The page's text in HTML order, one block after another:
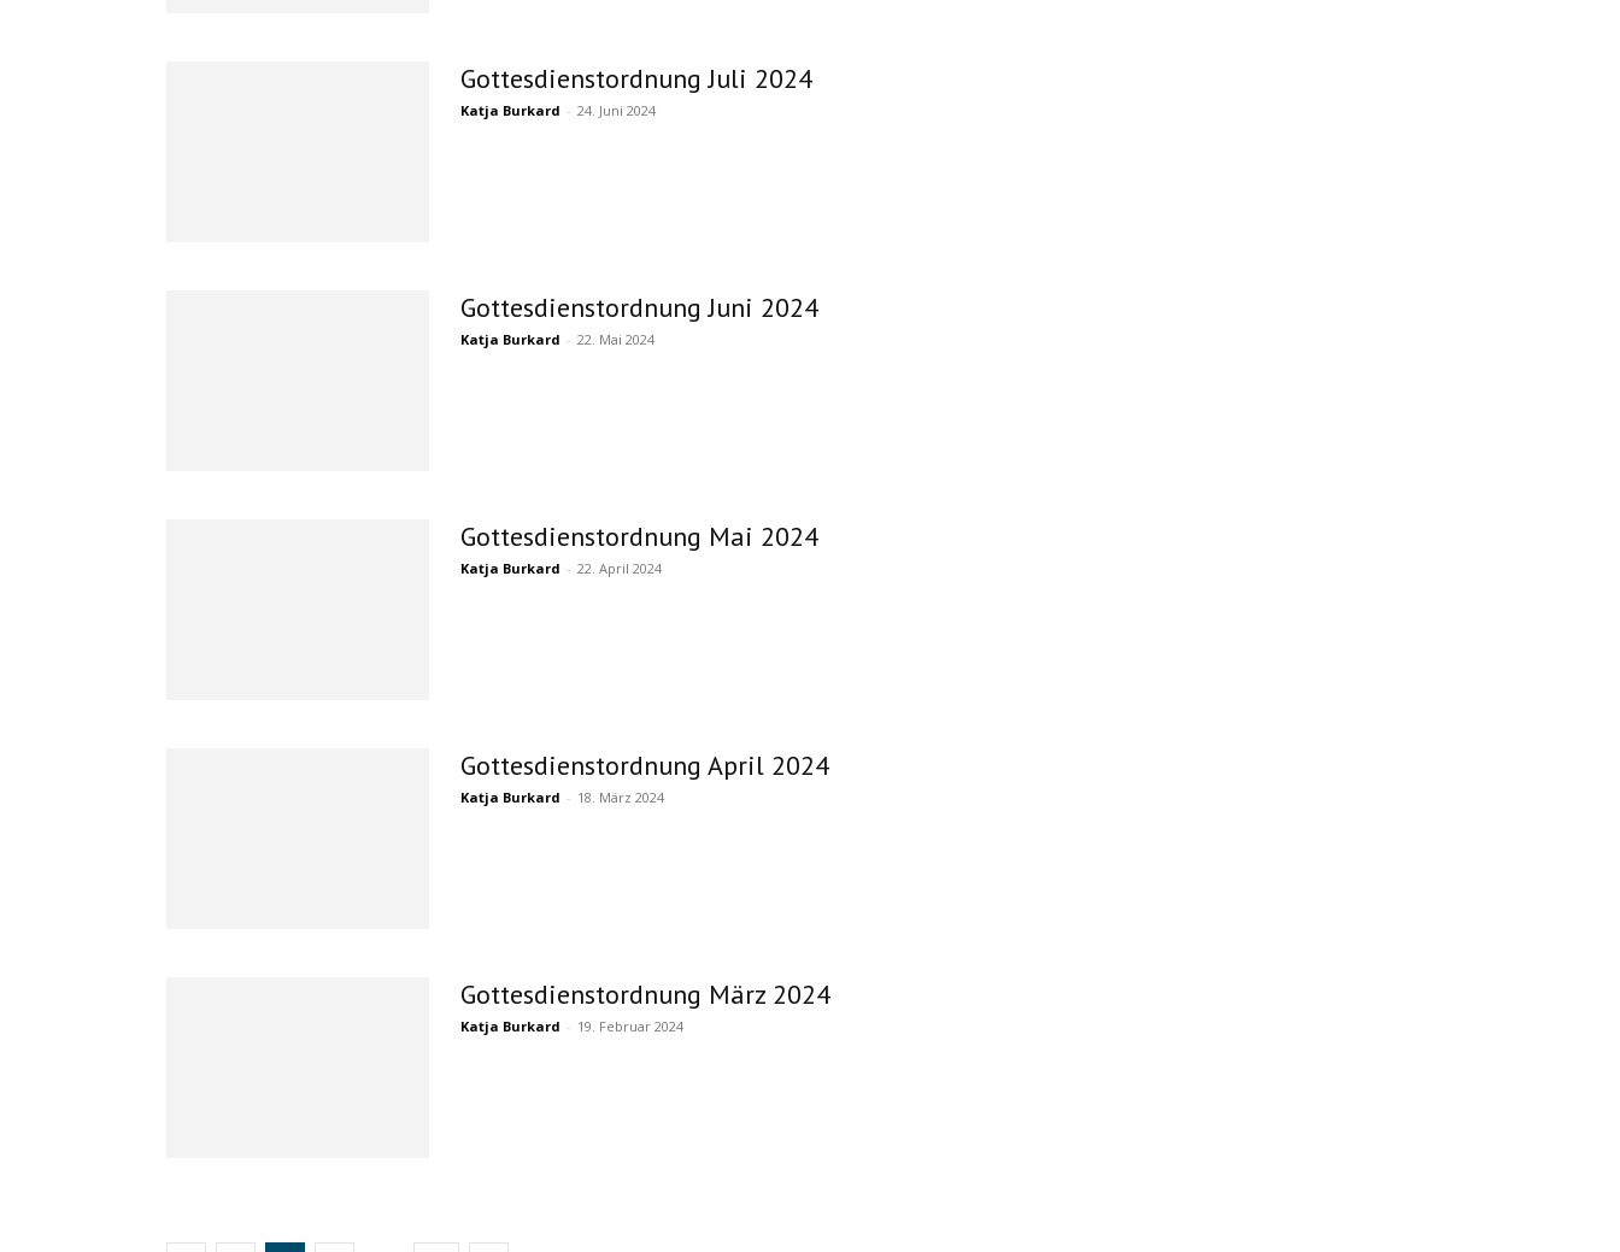
Gottesdienstordnung Juli 2024
Katja Burkard - 24. Juni 2024
Gottesdienstordnung Juni 2024
Katja Burkard - 22. Mai 2024
Gottesdienstordnung Mai 2024
Katja Burkard - 22. April 2024
Gottesdienstordnung April 2024
Katja Burkard - 18. März 2024
Gottesdienstordnung März 2024
Katja Burkard - 19. Februar 2024